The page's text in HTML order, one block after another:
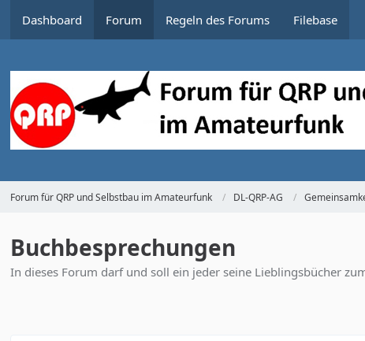
Dashboard Forum Regeln des Forums Filebase
Forum für QRP und Selbstbau im Amateurfunk DL-QRP-AG
Buchbesprechungen
In dieses Forum darf und soll ein jeder seine Lieblingsbücher